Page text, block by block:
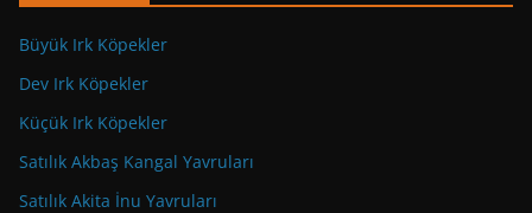
Büyük Irk Köpekler
Dev Irk Köpekler
Küçük Irk Köpekler
Satılık Akbaş Kangal Yavruları
Satılık Akita İnu Yavruları